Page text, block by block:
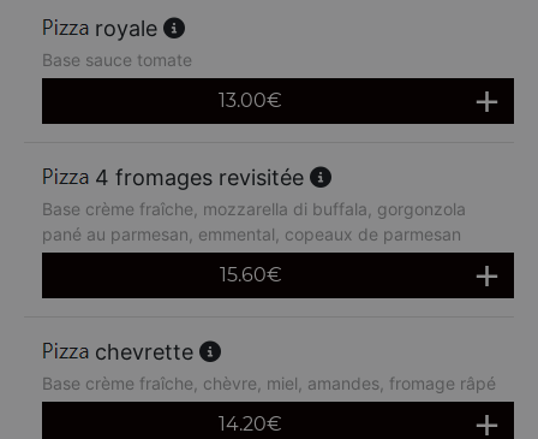
royale
Base sauce tomate
13.00€
4 fromages revisitée
Base crème fraîche, mozzarella di buffala, gorgonzola
pané au parmesan, emmental, copeaux de parmesan
15.60€
chevrette
Base crème fraîche, chèvre, miel, amandes, fromage râpé
14.20€